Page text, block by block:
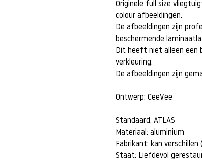
Originele full size
colour afbeeldingen.
De afbeeldingen zijn
beschermende
Dit heeft niet alleen een
verkleuring.
De afbeeldingen zijn
Ontwerp: CeeVee
Standaard: ATLAS
Materiaal: aluminium
Fabrikant: kan verschillen
Staat: Liefdevol